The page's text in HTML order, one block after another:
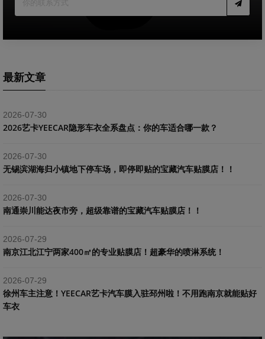
最新文章
2026-07-30
2026艺卡YEECAR隐形车衣全系盘点：你的车适合哪一款？
2026-07-30
​无锡滨湖海归小镇地下停车场，即停即贴的宝藏汽车贴膜店！！
2026-07-30
南通崇川能达夜市旁，超级靠谱的宝藏汽车贴膜店！！
2026-07-29
南京江北江宁两家400㎡的专业贴膜店！超豪华的喷淋系统！
2026-07-29
​徐州车主注意！YEECAR艺卡汽车膜入驻邳州啦！不用跑南京就能贴好
车衣